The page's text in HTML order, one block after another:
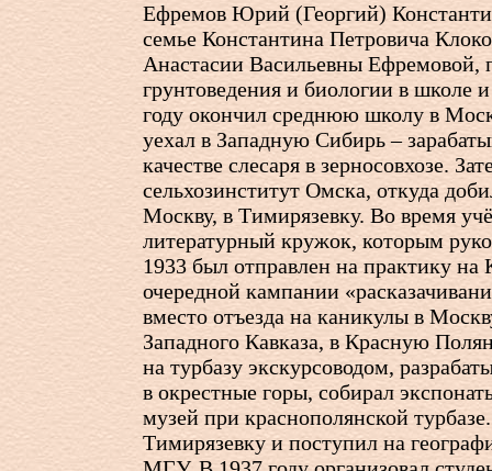
Ефремов Юрий (Георгий)
семье Константина Петровича
Анастасии Васильевны Ефремовой,
грунтоведения и биологии в школе
году окончил среднюю школу в
уехал в Западную Сибирь –
качестве слесаря в зерносовхозе.
сельхозинститут Омска, откуда
Москву, в Тимирязевку. Во время
литературный кружок, которым
1933 был отправлен на практику на
очередной кампании
вместо отъезда на каникулы в
Западного Кавказа, в Красную
на турбазу экскурсоводом,
в окрестные горы, собирал
музей при краснополянской
Тимирязевку и поступил на